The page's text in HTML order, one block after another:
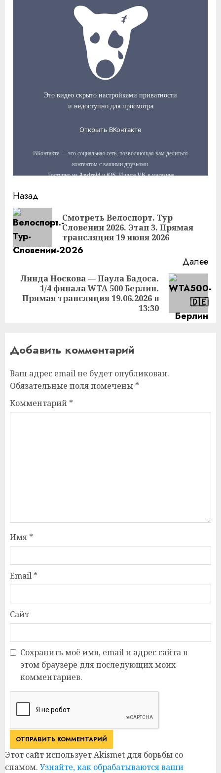
Продолжить
чтение
Назад
Смотреть Велоспорт. Тур
Словении 2026. Этап 3. Прямая
трансляция 19 июня 2026
Далее
Следующая
запись:
Линда Носкова — Паула Бадоса.
1/4 финала WTA 500 Берлин.
Прямая трансляция 19.06.2026 в
13:30
Добавить комментарий
Ваш адрес email не будет опубликован.
Обязательные поля помечены *
Комментарий *
Имя *
Email *
Сайт
Сохранить моё имя, email и адрес сайта в
этом браузере для последующих моих
комментариев.
Этот сайт использует Akismet для борьбы со
спамом. Узнайте, как обрабатываются ваши